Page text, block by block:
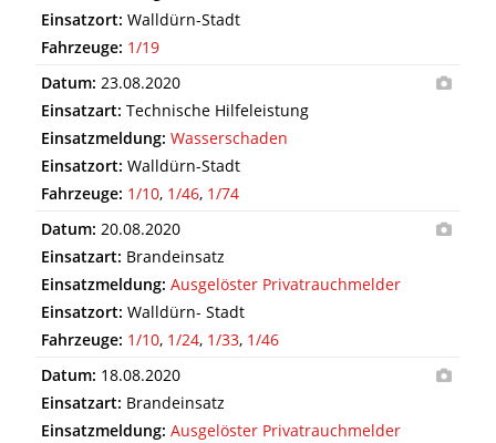
Einsatzort: Walldürn-Stadt
Fahrzeuge: 1/19
Datum: 23.08.2020
Einsatzart: Technische Hilfeleistung
Einsatzmeldung: Wasserschaden
Einsatzort: Walldürn-Stadt
Fahrzeuge: 1/10, 1/46, 1/74
Datum: 20.08.2020
Einsatzart: Brandeinsatz
Einsatzmeldung: Ausgelöster Privatrauchmelder
Einsatzort: Walldürn- Stadt
Fahrzeuge: 1/10, 1/24, 1/33, 1/46
Datum: 18.08.2020
Einsatzart: Brandeinsatz
Einsatzmeldung: Ausgelöster Privatrauchmelder